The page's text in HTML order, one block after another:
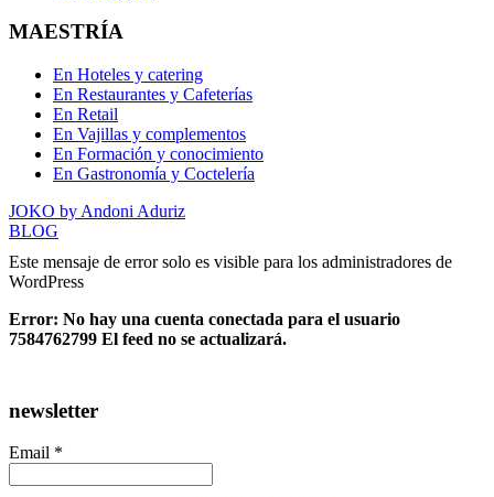
MAESTRÍA
En Hoteles y catering
En Restaurantes y Cafeterías
En Retail
En Vajillas y complementos
En Formación y conocimiento
En Gastronomía y Coctelería
JOKO by Andoni Aduriz
BLOG
Este mensaje de error solo es visible para los administradores de
WordPress
Error: No hay una cuenta conectada para el usuario
7584762799 El feed no se actualizará.
newsletter
Email *